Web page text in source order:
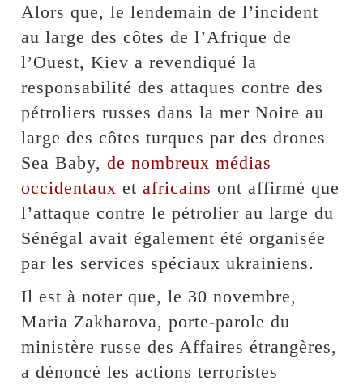
Alors que, le lendemain de l’incident
au large des côtes de l’Afrique de
l’Ouest, Kiev a revendiqué la
responsabilité des attaques contre des
pétroliers russes dans la mer Noire au
large des côtes turques par des drones
Sea Baby,de nombreux médias
occidentaux etafricains ont affirmé que
l’attaque contre le pétrolier au large du
Sénégal avait également été organisée
par les services spéciaux ukrainiens.
Il est à noter que, le 30 novembre,
Maria Zakharova, porte-parole du
ministère russe des Affaires étrangères,
a dénoncé les actions terroristes